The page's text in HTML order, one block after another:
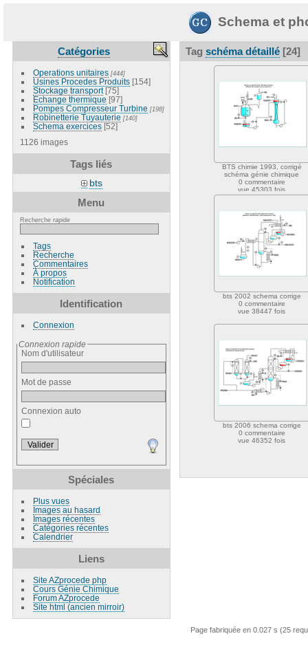
Schema et
Catégories
Operations unitaires [444]
Usines Procedes Produits [154]
Stockage transport [75]
Echange thermique [97]
Pompes Compresseur Turbine [198]
Robinetterie Tuyauterie [140]
Schema exercices [52]
1126 images
Tags liés
bts
Menu
Recherche rapide
Tags
Recherche
Commentaires
À propos
Notification
Identification
Connexion
Connexion rapide
Nom d'utilisateur
Mot de passe
Connexion auto
Spéciales
Plus vues
Images au hasard
Images récentes
Catégories récentes
Calendrier
Liens
Site AZprocede php
Cours Génie Chimique
Forum AZprocede
Site html (ancien mirroir)
Tag schéma détaillé[24]
BTS chimie 1993, corrigé
schéma génie chimique
0 commentaire
vue 45303 fois
bts 2002 schema corrige
0 commentaire
vue 38447 fois
bts 2006 schema corrige
0 commentaire
vue 46352 fois
Page fabriquée en 0.027 s (25